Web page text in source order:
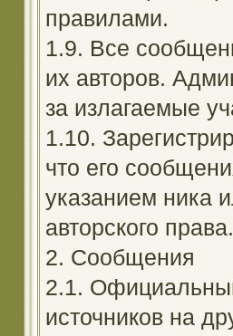
правилами.
1.9. Все
их авторов.
за излагаемые
1.10.
что его
указанием ника
авторского права.
2. Сообщения
2.1.
источников на